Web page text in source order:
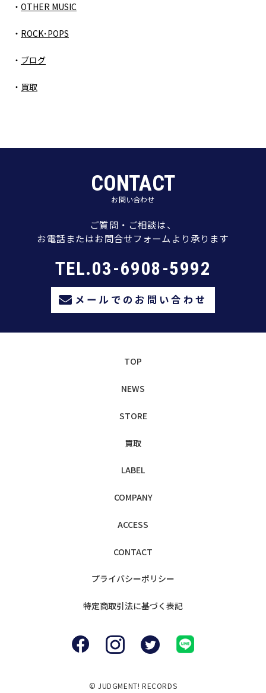
OTHER MUSIC
ROCK･POPS
ブログ
買取
CONTACT
お問い合わせ
ご質問・ご相談は、
お電話またはお問合せフォームより承ります
TEL.03-6908-5992
メールでのお問い合わせ
TOP
NEWS
STORE
買取
LABEL
COMPANY
ACCESS
CONTACT
プライバシーポリシー
特定商取引法に基づく表記
© JUDGMENT! RECORDS